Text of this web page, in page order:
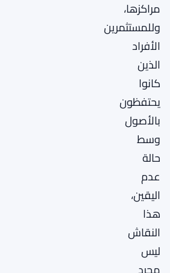
مراكزها،
وللمستثمرين
الأفراد
الذين
كانوا
يحتفظون
بالأصول
وسط
حالة
عدم
اليقين،
هذا
النقاش
ليس